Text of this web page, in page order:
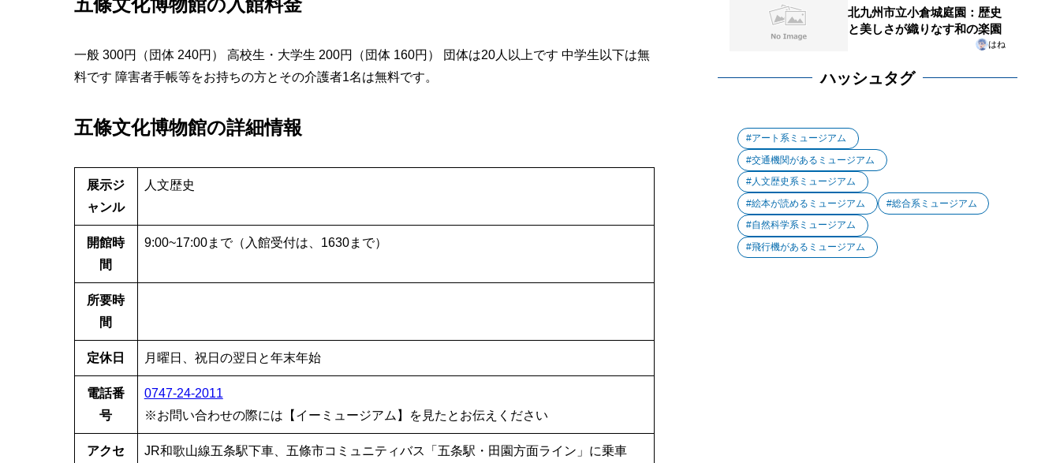
一般 300円（団体 240円） 高校生・大学生 200円（団体 160円） 団体は20人以上です 中学生以下は無
料です 障害者手帳等をお持ちの方とその介護者1名は無料です。
五條文化博物館の詳細情報
展示ジ
ャンル
人文歴史
開館時
間
9:00~17:00まで（入館受付は、1630まで）
所要時
間
定休日 月曜日、祝日の翌日と年末年始
電話番
号
0747-24-2011
※お問い合わせの際には【イーミュージアム】を見たとお伝えください
アクセ
JR和歌山線五条駅下車、五條市コミュニティバス「五条駅・田園方面ライン」に乗車
北九州市立小倉城庭園：歴史
と美しさが織りなす和の楽園
はね
ハッシュタグ
アート系ミュージアム
交通機関があるミュージアム
人文歴史系ミュージアム
絵本が読めるミュージアム
総合系ミュージアム
自然科学系ミュージアム
飛行機があるミュージアム